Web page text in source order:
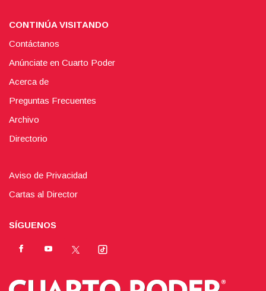
CONTINÚA VISITANDO
Contáctanos
Anúnciate en Cuarto Poder
Acerca de
Preguntas Frecuentes
Archivo
Directorio
Aviso de Privacidad
Cartas al Director
SÍGUENOS